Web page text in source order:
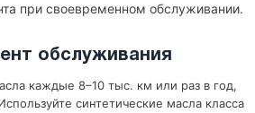
при своевременном обслуживании.
обслуживания
каждые 8–10 тыс. км или раз в год,
синтетические масла класса